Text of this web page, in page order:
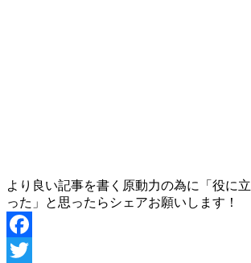
より良い記事を書く原動力の為に「役に立
った」と思ったらシェアお願いします！
Facebook